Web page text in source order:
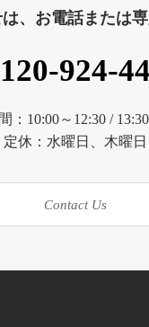
、お電話または
924-
：10:00～12:30 /
定休：水曜日、木曜日
Contact Us